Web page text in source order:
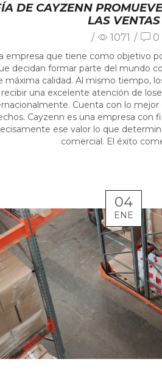
DE CAYZENN
LAS VENTAS
/ 1071 / 0
empresa que tiene como objetivo
decidan formar parte del mundo
máxima calidad. Al mismo tiempo,
recibir una excelente atención de
Cuenta con lo
Cayzenn es una empresa con
ese valor lo que
comercial. El éxito
04
ENE